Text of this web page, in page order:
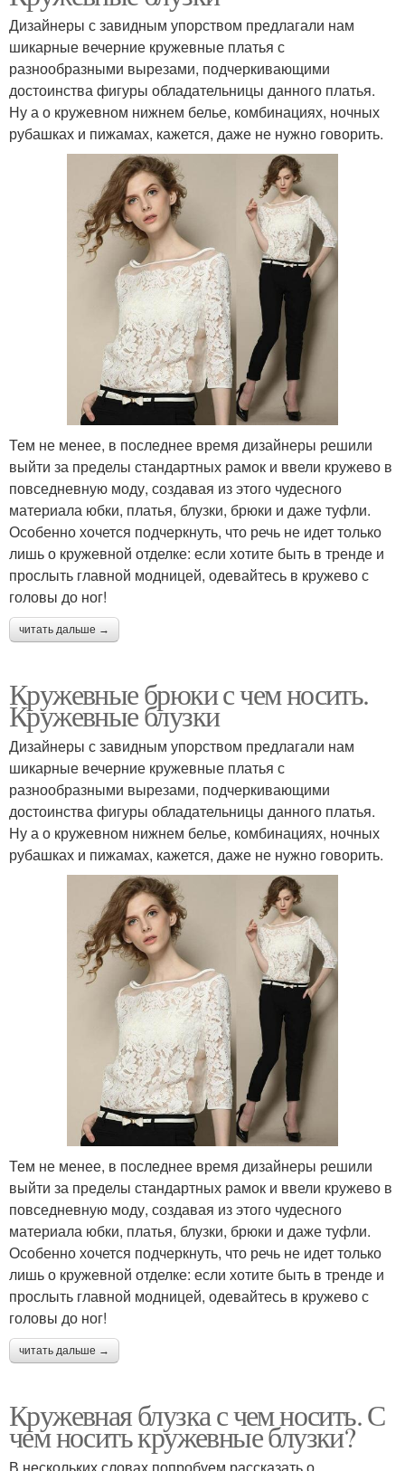
Дизайнеры с завидным упорством предлагали нам
шикарные вечерние кружевные платья с
разнообразными вырезами, подчеркивающими
достоинства фигуры обладательницы данного платья.
Ну а о кружевном нижнем белье, комбинациях, ночных
рубашках и пижамах, кажется, даже не нужно говорить.
Тем не менее, в последнее время дизайнеры решили
выйти за пределы стандартных рамок и ввели кружево в
повседневную моду, создавая из этого чудесного
материала юбки, платья, блузки, брюки и даже туфли.
Особенно хочется подчеркнуть, что речь не идет только
лишь о кружевной отделке: если хотите быть в тренде и
прослыть главной модницей, одевайтесь в кружево с
головы до ног!
читать дальше →
Кружевные брюки с чем носить.
Кружевные блузки
Дизайнеры с завидным упорством предлагали нам
шикарные вечерние кружевные платья с
разнообразными вырезами, подчеркивающими
достоинства фигуры обладательницы данного платья.
Ну а о кружевном нижнем белье, комбинациях, ночных
рубашках и пижамах, кажется, даже не нужно говорить.
Тем не менее, в последнее время дизайнеры решили
выйти за пределы стандартных рамок и ввели кружево в
повседневную моду, создавая из этого чудесного
материала юбки, платья, блузки, брюки и даже туфли.
Особенно хочется подчеркнуть, что речь не идет только
лишь о кружевной отделке: если хотите быть в тренде и
прослыть главной модницей, одевайтесь в кружево с
головы до ног!
читать дальше →
Кружевная блузка с чем носить. С
чем носить кружевные блузки?
В нескольких словах попробуем рассказать о